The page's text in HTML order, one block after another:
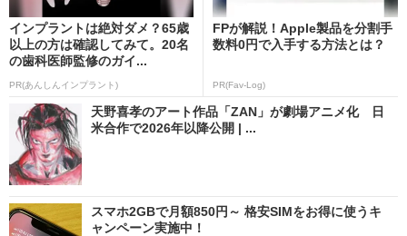
インプラントは絶対ダメ？65歳
以上の方は確認してみて。20名
の歯科医師監修のガイ...
PR(あんしんインプラント)
FPが解説！Apple製品を分割手
数料0円で入手する方法とは？
PR(Fav-Log)
天野喜孝のアート作品「ZAN」が劇場アニメ化 日
米合作で2026年以降公開 | ...
スマホ2GBで月額850円～ 格安SIMをお得に使うキ
ャンペーン実施中！